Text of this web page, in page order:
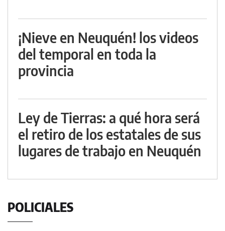
¡Nieve en Neuquén! los videos
del temporal en toda la
provincia
Ley de Tierras: a qué hora será
el retiro de los estatales de sus
lugares de trabajo en Neuquén
POLICIALES